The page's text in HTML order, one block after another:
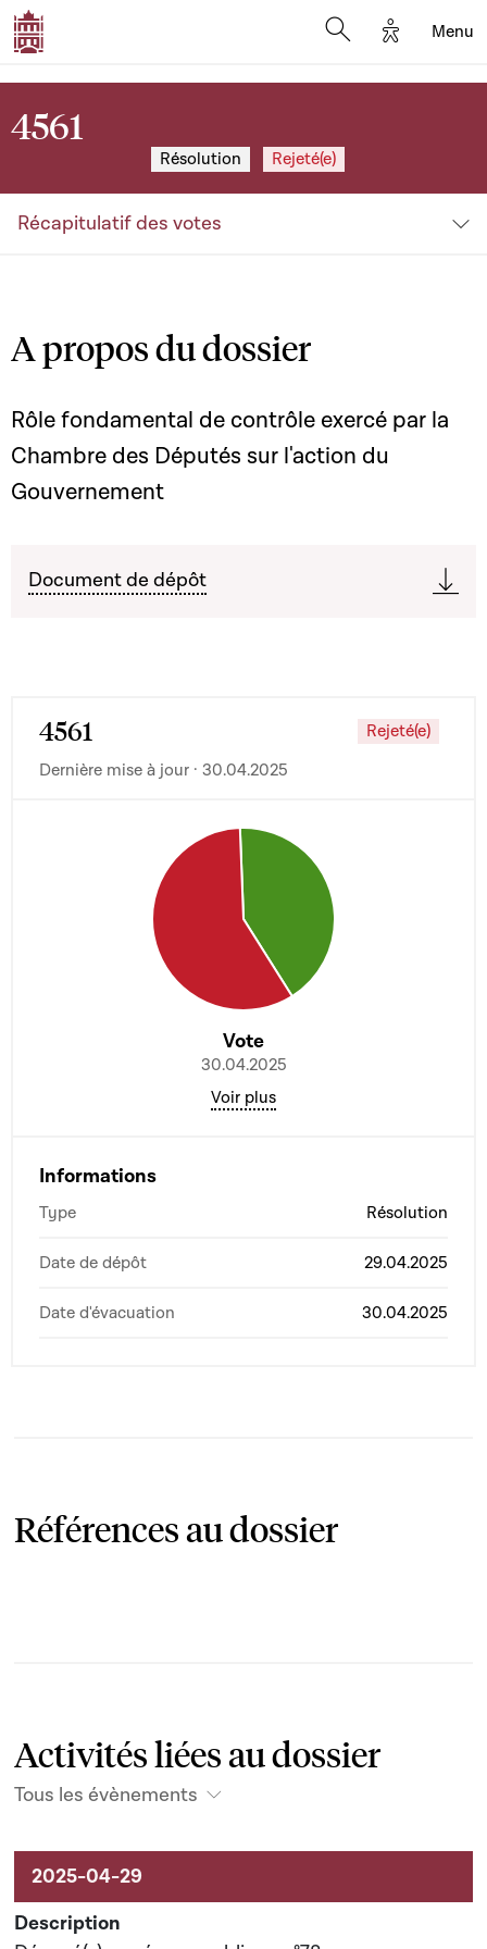
Options
Menu
4561
Résolution Rejeté(e)
Récapitulatif des votes
A propos du dossier
Rôle fondamental de contrôle exercé par la
Chambre des Députés sur l'action du
Gouvernement
Document de dépôt
4561
Rejeté(e)
Dernière mise à jour · 30.04.2025
Vote
30.04.2025
Voir plus
Informations
Type Résolution
Date de dépôt 29.04.2025
Date d'évacuation 30.04.2025
Références au dossier
Activités liées au dossier
Tous les évènements
Activités liées au dossier